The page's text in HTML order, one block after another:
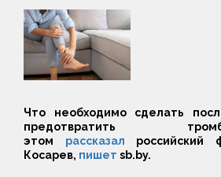
Что необходимо сделать
предотвратить
этом рассказал российский
Косарев, пишет sb.by.